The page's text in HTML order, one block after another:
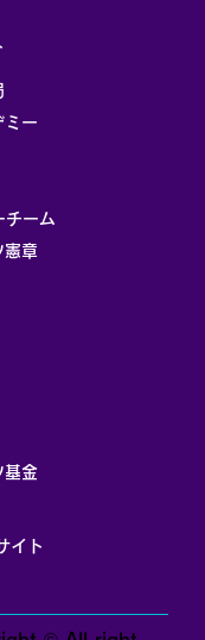
ミー
チーム
憲章
基金
イト